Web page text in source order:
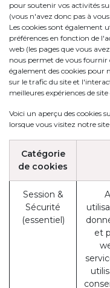
pour soutenir vos activités
(vous n'avez donc pas à
Les cookies sont également
préférences en fonction de
web (les pages que vous
nous permet de vous fournir
également des cookies pour
sur le trafic du site et
meilleures expériences de
Voici un aperçu des cookies
lorsque vous visitez notre
Catégorie
de cookies
Session &
Sécurité
(essentiel)
et